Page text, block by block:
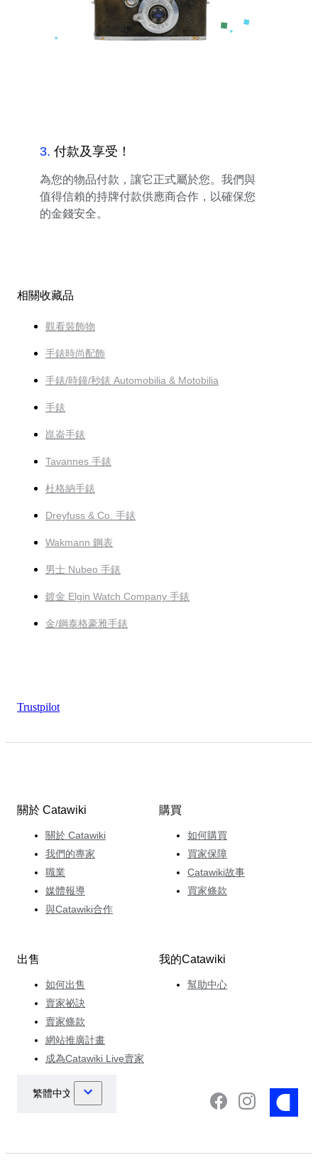
3. 付款及享受！
為您的物品付款，讓它正式屬於您。我們與
值得信賴的持牌付款供應商合作，以確保您
的金錢安全。
相關收藏品
觀看裝飾物
手錶時尚配飾
手錶/時鐘/秒錶 Automobilia & Motobilia
手錶
崑崙手錶
Tavannes 手錶
杜格納手錶
Dreyfuss & Co. 手錶
Wakmann 鋼表
男士 Nubeo 手錶
鍍金 Elgin Watch Company 手錶
金/鋼泰格豪雅手錶
Trustpilot
關於 Catawiki
關於 Catawiki
我們的專家
職業
媒體報導
與Catawiki合作
購買
如何購買
買家保障
Catawiki故事
買家條款
出售
如何出售
賣家祕訣
賣家條款
網站推廣計畫
成為Catawiki Live賣家
我的Catawiki
幫助中心